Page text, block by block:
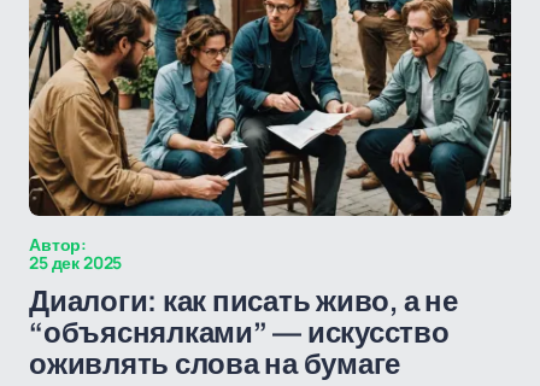
Автор:
25 дек 2025
Диалоги: как писать живо, а не
“объяснялками” — искусство
оживлять слова на бумаге